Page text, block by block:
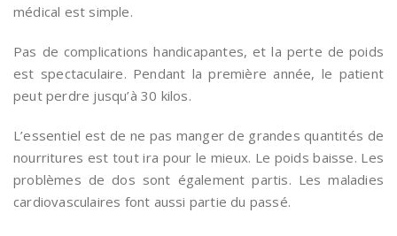
médical est simple.
Pas de complications handicapantes, et la perte de poids
est spectaculaire. Pendant la première année, le patient
peut perdre jusqu’à 30 kilos.
L’essentiel est de ne pas manger de grandes quantités de
nourritures est tout ira pour le mieux. Le poids baisse. Les
problèmes de dos sont également partis. Les maladies
cardiovasculaires font aussi partie du passé.